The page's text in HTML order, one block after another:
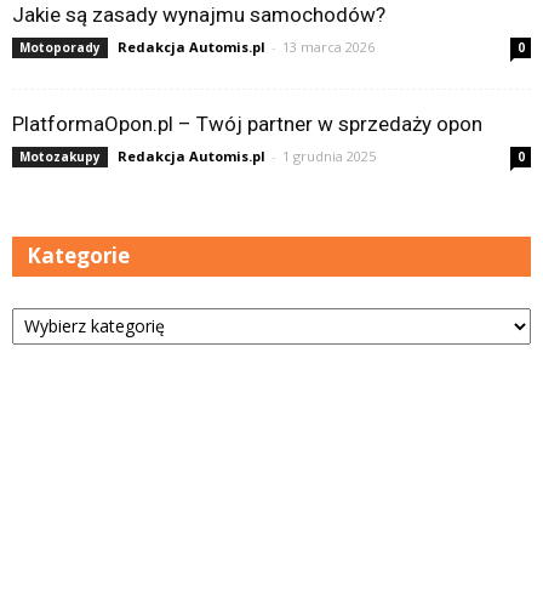
Jakie są zasady wynajmu samochodów?
Motoporady Redakcja Automis.pl - 13 marca 2026 0
PlatformaOpon.pl – Twój partner w sprzedaży opon
Motozakupy Redakcja Automis.pl - 1 grudnia 2025 0
Kategorie
Kategorie